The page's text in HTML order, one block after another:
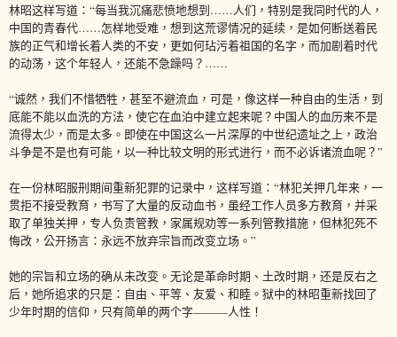
林昭这样写道：“每当我沉痛悲愤地想到……人们，特别是我同时代的人，
中国的青春代……怎样地受难，想到这荒谬情况的延续，是如何断送着民
族的正气和增长着人类的不安，更如何玷污着祖国的名字，而加剧着时代
的动荡，这个年轻人，还能不急躁吗？……
“诚然，我们不惜牺牲，甚至不避流血，可是，像这样一种自由的生活，到
底能不能以血洗的方法，使它在血泊中建立起来呢？中国人的血历来不是
流得太少，而是太多。即使在中国这么一片深厚的中世纪遗址之上，政治
斗争是不是也有可能，以一种比较文明的形式进行，而不必诉诸流血呢？”
在一份林昭服刑期间重新犯罪的记录中，这样写道：“林犯关押几年来，一
贯拒不接受教育，书写了大量的反动血书，虽经工作人员多方教育，并采
取了单独关押，专人负责管教，家属规劝等一系列管教措施，但林犯死不
悔改，公开扬言：永远不放弃宗旨而改变立场。”
她的宗旨和立场的确从未改变。无论是革命时期、土改时期，还是反右之
后，她所追求的只是：自由、平等、友爱、和睦。狱中的林昭重新找回了
少年时期的信仰，只有简单的两个字———人性！